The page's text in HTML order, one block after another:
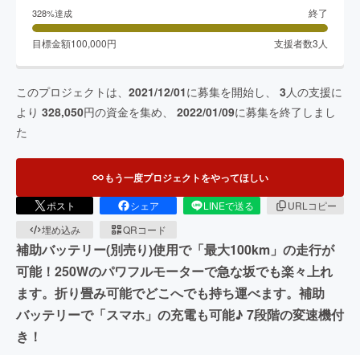
328%達成 終了
目標金額100,000円 支援者数3 人
このプロジェクトは、 2021/12/01に募集を開始し、 3人の支援に
より 328,050円の資金を集め、 2022/01/09に募集を終了しまし
た
もう一度プロジェクトをやってほしい
ポスト シェア LINEで送る
URLコピー
埋め込み
QRコード
補助バッテリー(別売り)使用で「最大100km」の走行が
可能！250Wのパワフルモーターで急な坂でも楽々上れ
ます。折り畳み可能でどこへでも持ち運べます。補助
バッテリーで「スマホ」の充電も可能♪ 7段階の変速機付
き！